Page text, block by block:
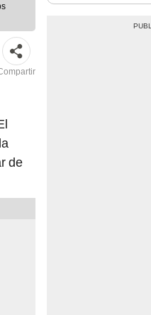
de
un refugio por 2 horas